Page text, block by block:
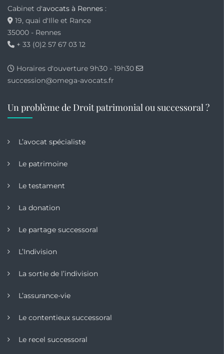
Cabinet d'avocats à Rennes :
19, quai d'Ille et Rance
35000 - Rennes
+ 33 (0)2 57 67 03 12
Horaires d'ouverture 9h30 - 19h30
succession@omega-avocats.fr
Un problème de Droit patrimonial ou successoral ?
L’avocat spécialiste
Le patrimoine
Le testament
La donation
Le partage successoral
L’Indivision
La sortie de l’indivision
L’assurance-vie
Le contentieux successoral
Le recel successoral